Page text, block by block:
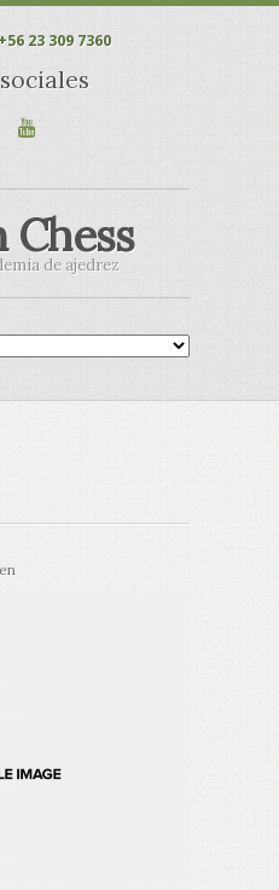
+56 23 309 7360
de ajedrez